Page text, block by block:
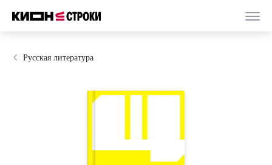
Русская литература